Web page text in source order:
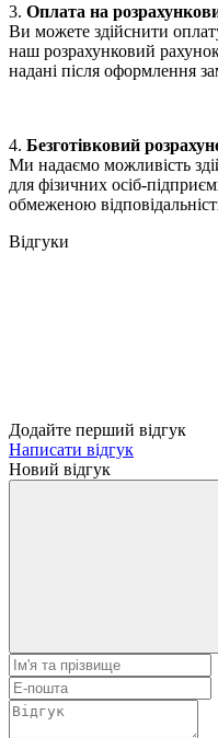
3. Оплата на
Ви можете здійснити
наш розрахунковий
надані після оформлення
4. Безготівковий
Ми надаємо можливість
для фізичних осіб-
обмеженою
Відгуки
Додайте перший відгук
Написати відгук
Новий відгук